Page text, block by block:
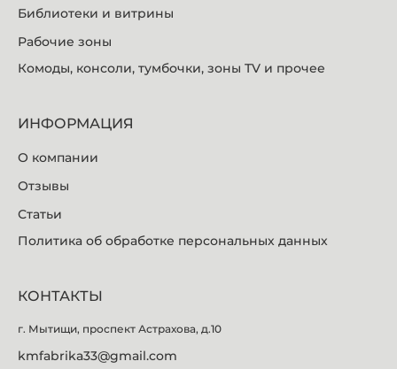
Библиотеки и витрины
Рабочие зоны
Комоды, консоли, тумбочки, зоны TV и прочее
ИНФОРМАЦИЯ
О компании
Отзывы
Статьи
Политика об обработке персональных данных
КОНТАКТЫ
г. Мытищи, проспект Астрахова, д.10
kmfabrika33@gmail.com